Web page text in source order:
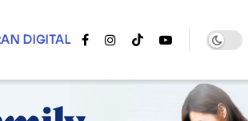
DIGITAL